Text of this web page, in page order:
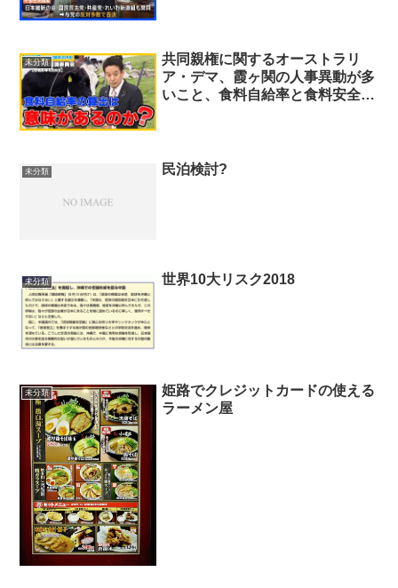
未分類
共同親権に関するオーストラリ
ア・デマ、霞ヶ関の人事異動が多
いこと、食料自給率と食料安全保
未分類 民泊検討?
未分類 世界10大リスク2018
未分類
姫路でクレジットカードの使える
ラーメン屋